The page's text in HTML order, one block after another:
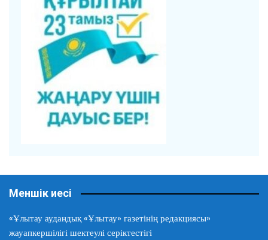
Меншік иесі
«Ұлытау аудандық «Ұлытау» газетінің редакциясы»
жауапкершілігі шектеулі серіктестігі